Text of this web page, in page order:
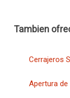
Tambien
Cerrajeros
Apertura